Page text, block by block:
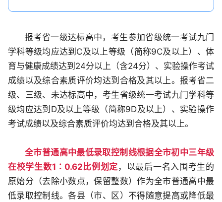
报考省一级达标高中，考生参加省级统一考试九门
学科等级均应达到C及以上等级（简称9C及以上）、体
育与健康成绩达到24分以上（含24分）、实验操作考试
成绩以及综合素质评价均达到合格及其以上。报考省二
级、三级、未达标高中，考生省级统一考试九门学科等
级均应达到D及以上等级（简称9D及以上）、实验操作
考试成绩以及综合素质评价均达到合格及其以上。
全市普通高中最低录取控制线根据全市初中三年级
在校学生数1∶0.62比例划定 ，以最后一名入围考生的
原始分（去除小数点，保留整数）作为全市普通高中最
低录取控制线。各县（市、区）不得随意提高或降低最